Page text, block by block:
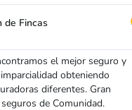
de Fincas
cuando solicitas un
de seguros de diferentes
además son personalizadas.